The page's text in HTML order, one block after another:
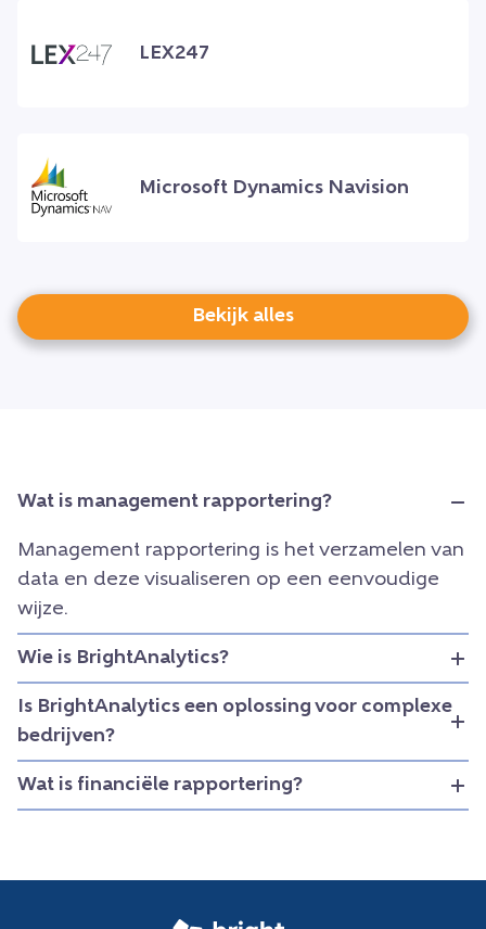
LEX247
Microsoft Dynamics Navision
Bekijk alles
Wat is management rapportering?
Management rapportering is het verzamelen van
data en deze visualiseren op een eenvoudige
wijze.
Wie is BrightAnalytics?
Is BrightAnalytics een oplossing voor complexe
bedrijven?
Wat is financiële rapportering?